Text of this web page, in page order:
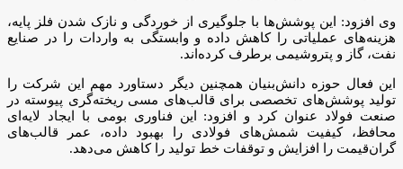
وی افزود: این پوشش‌ها با جلوگیری از خوردگی و نازک شدن فلز پایه،
هزینه‌های عملیاتی را کاهش داده و وابستگی به واردات را در صنایع
نفت، گاز و پتروشیمی برطرف کرده‌اند.
این فعال حوزه دانش‌بنیان همچنین دیگر دستاورد مهم این شرکت را
تولید پوشش‌های تخصصی برای قالب‌های مسی ریخته‌گری پیوسته در
صنعت فولاد عنوان کرد و افزود: این فناوری بومی با ایجاد لایه‌ای
محافظ، کیفیت شمش‌های فولادی را بهبود داده، عمر قالب‌های
گران‌قیمت را افزایش و توقفات خط تولید را کاهش می‌دهد.